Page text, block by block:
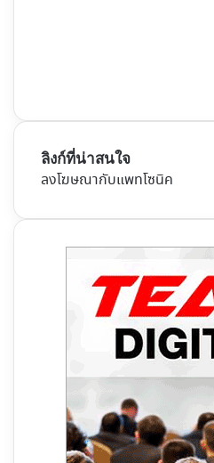
ลิงก์ที่น่าสนใจ
ลงโฆษณากับแพทโซนิค